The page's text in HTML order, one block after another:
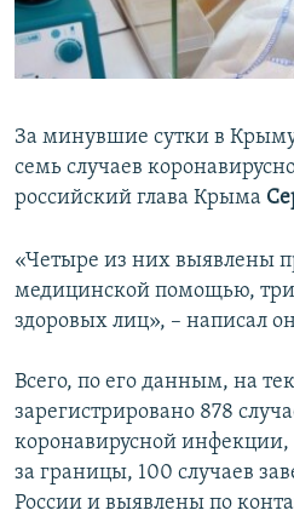
ПОБЕДИТЕЛЕЙ НЕ СУДЯТ?
КРЫМ.НЕПОКОРЕННЫЙ
УКРАИНСКАЯ ПРОБЛЕМА КРЫМА
ПРИСОЕДИНЯЙТЕСЬ!
Все сайты RFE/RL
За минувшие сутки в
семь случаев
российский глава Крыма
«Четыре из них выявлены
медицинской помощью,
здоровых лиц», – написал
Всего, по его данным, на
зарегистрировано 878
коронавирусной инфекции,
за границы, 100 случаев
России и выявлены по